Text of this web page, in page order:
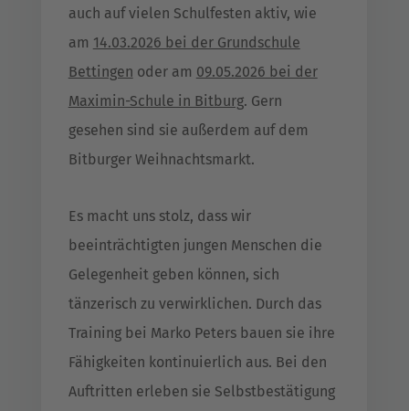
auch auf vielen Schulfesten aktiv, wie
am 14.03.2026 bei der Grundschule
Bettingen oder am 09.05.2026 bei der
Maximin-Schule in Bitburg. Gern
gesehen sind sie außerdem auf dem
Bitburger Weihnachtsmarkt.
Es macht uns stolz, dass wir
beeinträchtigten jungen Menschen die
Gelegenheit geben können, sich
tänzerisch zu verwirklichen. Durch das
Training bei Marko Peters bauen sie ihre
Fähigkeiten kontinuierlich aus. Bei den
Auftritten erleben sie Selbstbestätigung